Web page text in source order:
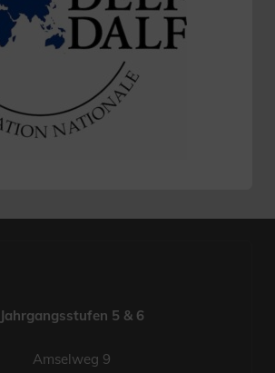
Jahrgangsstufen 5 & 6
Amselweg 9